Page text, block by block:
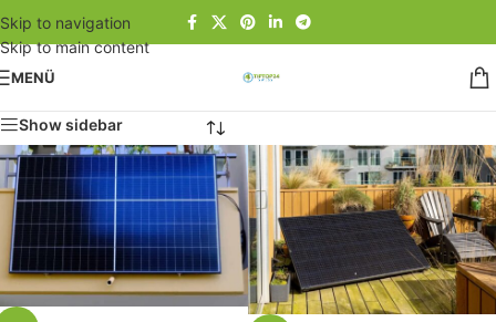
Skip to navigation
Skip to main content
MENÜ
Show sidebar